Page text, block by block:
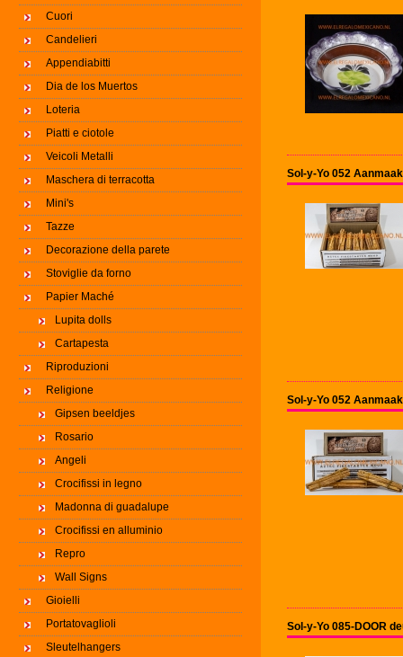
Cuori
Candelieri
Appendiabitti
Dia de los Muertos
Loteria
Piatti e ciotole
Veicoli Metalli
Maschera di terracotta
Mini's
Tazze
Decorazione della parete
Stoviglie da forno
Papier Maché
Lupita dolls
Cartapesta
Riproduzioni
Religione
Gipsen beeldjes
Rosario
Angeli
Crocifissi in legno
Madonna di guadalupe
Crocifissi en alluminio
Repro
Wall Signs
Gioielli
Portatovaglioli
Sleutelhangers
Sol-y-Yo 052
Sol-y-Yo 052
Sol-y-Yo 085-DOOR